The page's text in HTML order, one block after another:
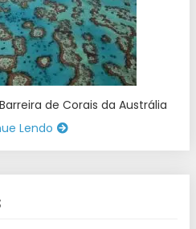
de Corais da Austrália
Lendo